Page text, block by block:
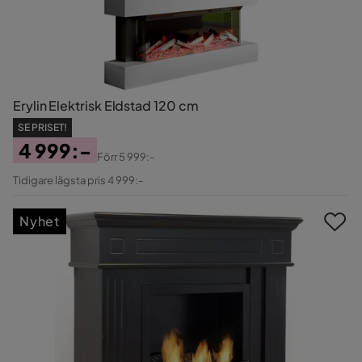
Erylin Elektrisk Eldstad 120 cm
SE PRISET!
Pris
4 999:-
Original
Förr5 999:-
Tidigare lägsta pris 4 999:-
Nyhet